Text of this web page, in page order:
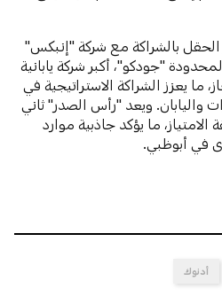
بالشراكة مع شركة "إنبكس"
"جودكو"، أكبر شركة يابانية
ما يعزز الشراكة الاستراتيجية في
واليابان. ويعد "رأس الصدر" ثاني
ما يؤكد جاذبية موارد
في أبوظبي.
أدنوك